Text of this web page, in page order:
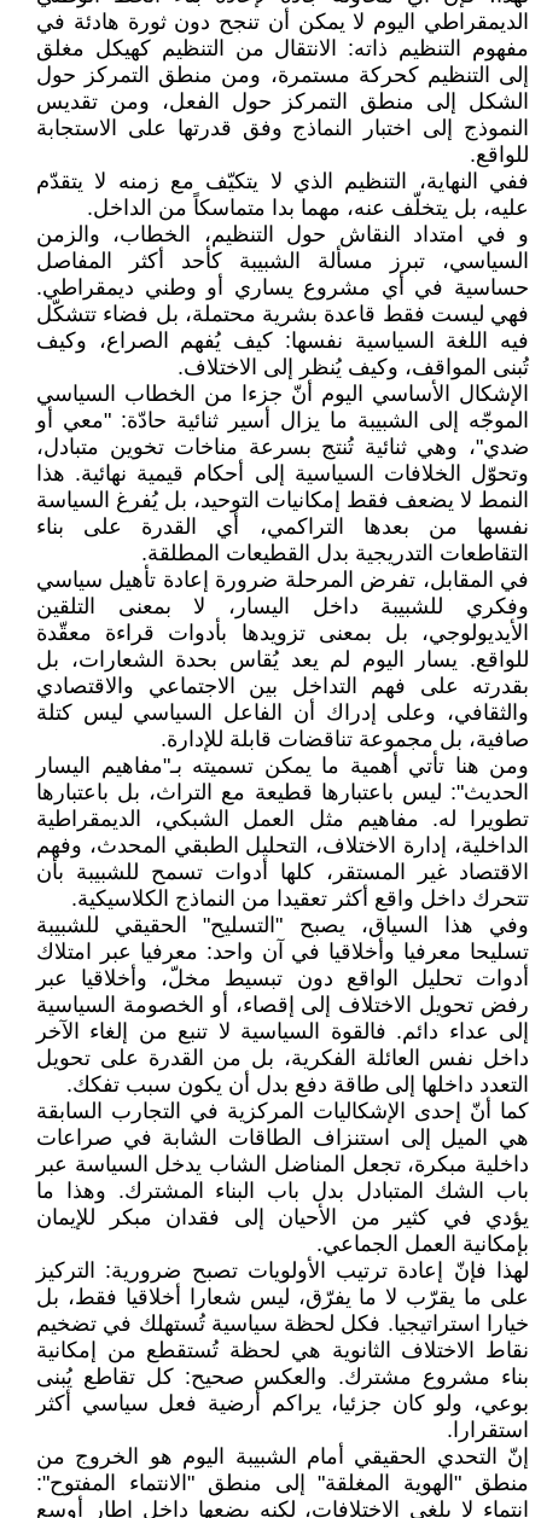
الديمقراطي اليوم لا يمكن أن تنجح دون ثورة هادئة في
مفهوم التنظيم ذاته: الانتقال من التنظيم كهيكل مغلق
إلى التنظيم كحركة مستمرة، ومن منطق التمركز حول
الشكل إلى منطق التمركز حول الفعل، ومن تقديس
النموذج إلى اختبار النماذج وفق قدرتها على الاستجابة
للواقع.
ففي النهاية، التنظيم الذي لا يتكيّف مع زمنه لا يتقدّم
عليه، بل يتخلّف عنه، مهما بدا متماسكاً من الداخل.
و في امتداد النقاش حول التنظيم، الخطاب، والزمن
السياسي، تبرز مسألة الشبيبة كأحد أكثر المفاصل
حساسية في أي مشروع يساري أو وطني ديمقراطي.
فهي ليست فقط قاعدة بشرية محتملة، بل فضاء تتشكّل
فيه اللغة السياسية نفسها: كيف يُفهم الصراع، وكيف
تُبنى المواقف، وكيف يُنظر إلى الاختلاف.
الإشكال الأساسي اليوم أنّ جزءا من الخطاب السياسي
الموجّه إلى الشبيبة ما يزال أسير ثنائية حادّة: "معي أو
ضدي"، وهي ثنائية تُنتج بسرعة مناخات تخوين متبادل،
وتحوّل الخلافات السياسية إلى أحكام قيمية نهائية. هذا
النمط لا يضعف فقط إمكانيات التوحيد، بل يُفرغ السياسة
نفسها من بعدها التراكمي، أي القدرة على بناء
التقاطعات التدريجية بدل القطيعات المطلقة.
في المقابل، تفرض المرحلة ضرورة إعادة تأهيل سياسي
وفكري للشبيبة داخل اليسار، لا بمعنى التلقين
الأيديولوجي، بل بمعنى تزويدها بأدوات قراءة معقّدة
للواقع. يسار اليوم لم يعد يُقاس بحدة الشعارات، بل
بقدرته على فهم التداخل بين الاجتماعي والاقتصادي
والثقافي، وعلى إدراك أن الفاعل السياسي ليس كتلة
صافية، بل مجموعة تناقضات قابلة للإدارة.
ومن هنا تأتي أهمية ما يمكن تسميته بـ"مفاهيم اليسار
الحديث": ليس باعتبارها قطيعة مع التراث، بل باعتبارها
تطويرا له. مفاهيم مثل العمل الشبكي، الديمقراطية
الداخلية، إدارة الاختلاف، التحليل الطبقي المحدث، وفهم
الاقتصاد غير المستقر، كلها أدوات تسمح للشبيبة بأن
تتحرك داخل واقع أكثر تعقيدا من النماذج الكلاسيكية.
وفي هذا السياق، يصبح "التسليح" الحقيقي للشبيبة
تسليحا معرفيا وأخلاقيا في آن واحد: معرفيا عبر امتلاك
أدوات تحليل الواقع دون تبسيط مخلّ، وأخلاقيا عبر
رفض تحويل الاختلاف إلى إقصاء، أو الخصومة السياسية
إلى عداء دائم. فالقوة السياسية لا تنبع من إلغاء الآخر
داخل نفس العائلة الفكرية، بل من القدرة على تحويل
التعدد داخلها إلى طاقة دفع بدل أن يكون سبب تفكك.
كما أنّ إحدى الإشكاليات المركزية في التجارب السابقة
هي الميل إلى استنزاف الطاقات الشابة في صراعات
داخلية مبكرة، تجعل المناضل الشاب يدخل السياسة عبر
باب الشك المتبادل بدل باب البناء المشترك. وهذا ما
يؤدي في كثير من الأحيان إلى فقدان مبكر للإيمان
بإمكانية العمل الجماعي.
لهذا فإنّ إعادة ترتيب الأولويات تصبح ضرورية: التركيز
على ما يقرّب لا ما يفرّق، ليس شعارا أخلاقيا فقط، بل
خيارا استراتيجيا. فكل لحظة سياسية تُستهلك في تضخيم
نقاط الاختلاف الثانوية هي لحظة تُستقطع من إمكانية
بناء مشروع مشترك. والعكس صحيح: كل تقاطع يُبنى
بوعي، ولو كان جزئيا، يراكم أرضية فعل سياسي أكثر
استقرارا.
إنّ التحدي الحقيقي أمام الشبيبة اليوم هو الخروج من
منطق "الهوية المغلقة" إلى منطق "الانتماء المفتوح":
انتماء لا يلغي الاختلافات، لكنه يضعها داخل إطار أوسع